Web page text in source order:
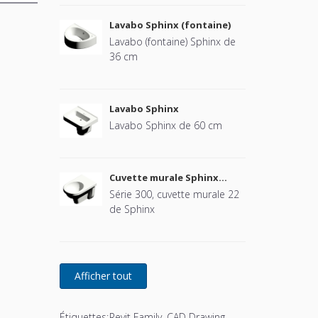
Lavabo Sphinx (fontaine)
Lavabo (fontaine) Sphinx de
36 cm
Lavabo Sphinx
Lavabo Sphinx de 60 cm
Cuvette murale Sphinx
(sans abattant)
Série 300, cuvette murale 22
de Sphinx